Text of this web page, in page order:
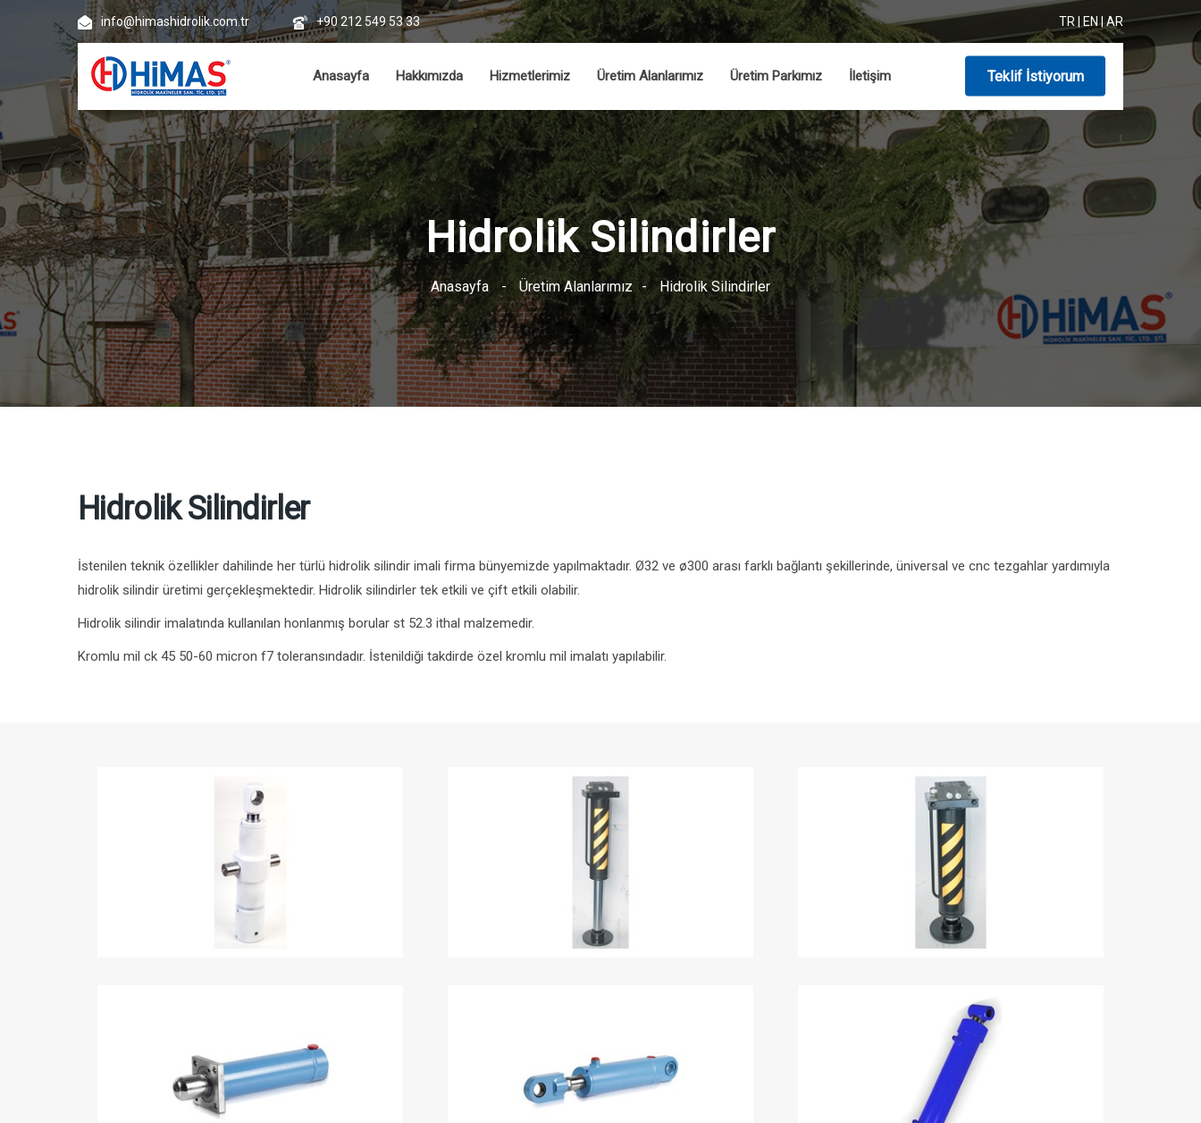
info@himashidrolik.com.tr +90 212 549 53 33 TR | EN|AR
Anasayfa Hakkımızda Hizmetlerimiz Üretim Alanlarımız Üretim Parkımız İletişim Teklif İstiyorum
Hidrolik Silindirler
Anasayfa - Üretim Alanlarımız - Hidrolik Silindirler
Hidrolik Silindirler
İstenilen teknik özellikler dahilinde her türlü hidrolik silindir imali firma bünyemizde yapılmaktadır. Ø32 ve ø300 arası farklı bağlantı şekillerinde, üniversal ve cnc tezgahlar yardımıyla
hidrolik silindir üretimi gerçekleşmektedir. Hidrolik silindirler tek etkili ve çift etkili olabilir.
Hidrolik silindir imalatında kullanılan honlanmış borular st 52.3 ithal malzemedir.
Kromlu mil ck 45 50-60 micron f7 toleransındadır. İstenildiği takdirde özel kromlu mil imalatı yapılabilir.